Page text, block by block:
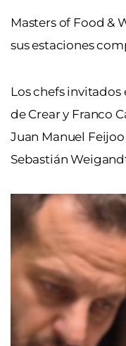
Masters of Food &
sus estaciones
Los chefs
de Crear y Franco
Juan Manuel
Sebastián